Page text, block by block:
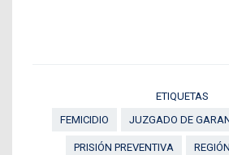
ETIQUETAS
FEMICIDIO
JUZGADO DE
PRISIÓN PREVENTIVA